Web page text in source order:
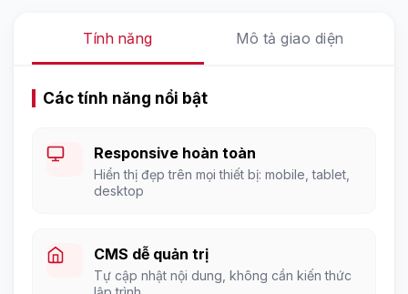
Tính năng Mô tả giao diện
Các tính năng nổi bật
Responsive hoàn toàn
Hiển thị đẹp trên mọi thiết bị: mobile, tablet,
desktop
CMS dễ quản trị
Tự cập nhật nội dung, không cần kiến thức